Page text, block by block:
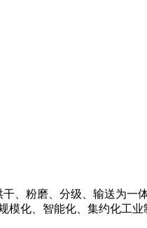
、粉磨、分级、输送为
模化、智能化、集约化工业